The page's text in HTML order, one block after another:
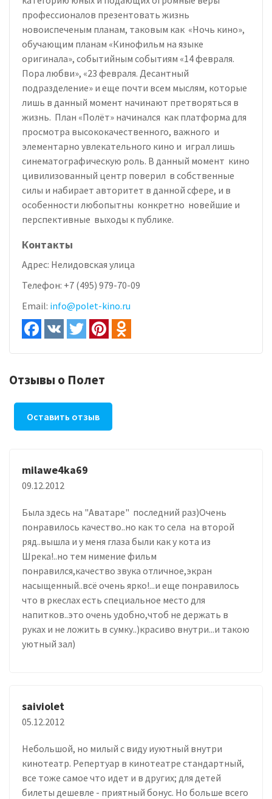
профессионалов презентовать жизнь
новоиспеченым планам, таковым как «Ночь кино»,
обучающим планам «Кинофильм на языке
оригинала», событийным событиям «14 февраля.
Пора любви», «23 февраля. Десантный
подразделение» и еще почти всем мыслям, которые
лишь в данный момент начинают претворяться в
жизнь. План «Полёт» начинался как платформа для
просмотра высококачественного, важного и
элементарно увлекательного кино и играл лишь
синематографическую роль. В данный момент кино
цивилизованный центр поверил в собственные
силы и набирает авторитет в данной сфере, и в
особенности любопытны конкретно новейшие и
перспективные выходы к публике.
Контакты
Адрес: Нелидовская улица
Телефон: +7 (495) 979-70-09
Email: info@polet-kino.ru
Отзывы о Полет
Оставить отзыв
milawe4ka69
09.12.2012
Была здесь на "Аватаре" последний раз)Очень
понравилось качество..но как то села на второй
ряд..вышла и у меня глаза были как у кота из
Шрека!..но тем нимение фильм
понравился,качество звука отличное,экран
насыщенный..всё очень ярко!...и еще понравилось
что в ркеслах есть специальное место для
напитков..это очень удобно,чтоб не держать в
руках и не ложить в сумку..)красиво внутри...и такою
уютный зал)
saiviolet
05.12.2012
Небольшой, но милый с виду иуютный внутри
кинотеатр. Репертуар в кинотеатре стандартный,
все тоже самое что идет и в других; для детей
билеты дешевле - приятный бонус. Но больше всего